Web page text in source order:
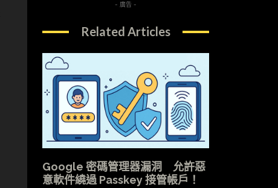
- 廣告 -
Related Articles
Google 密碼管理器漏洞 允許惡
意軟件繞過 Passkey 接管帳戶！